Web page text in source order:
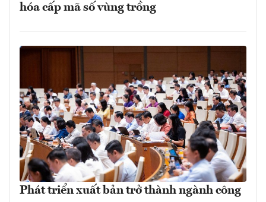
hóa cấp mã số vùng trồng
Phát triển xuất bản trở thành ngành công